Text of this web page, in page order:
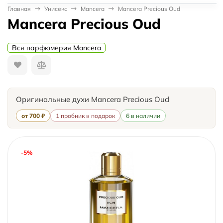
Главная Унисекс Mancera Mancera Precious Oud
Mancera Precious Oud
Вся парфюмерия Mancera
Оригинальные духи Mancera Precious Oud
от 700 ₽ 1 пробник в подарок 6 в наличии
-5%